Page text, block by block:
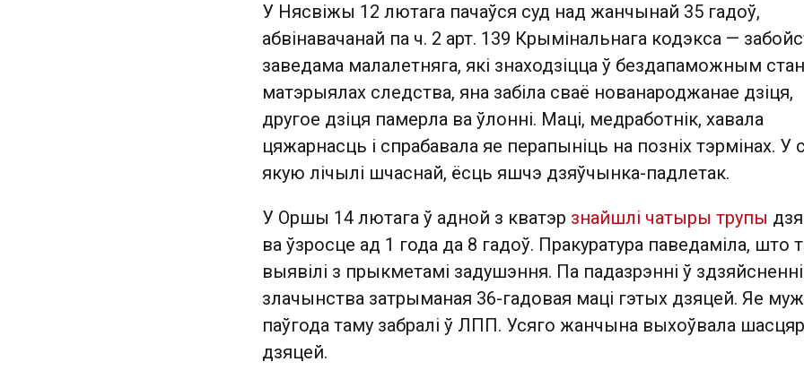
У Нясвіжы 12 лютага пачаўся суд над жанчынай 35 гадоў,
абвінавачанай па ч. 2 арт. 139 Крымінальнага кодэкса —
заведама малалетняга, які знаходзіцца ў бездапаможным
матэрыялах следства, яна забіла сваё нованароджанае дзіця,
другое дзіця памерла ва ўлонні. Маці, медработнік, хавала
цяжарнасць і спрабавала яе перапыніць на позніх тэрмінах. У
якую лічылі шчаснай, ёсць яшчэ дзяўчынка-падлетак.
У Оршы 14 лютага ў адной з кватэр знайшлі чатыры трупы
ва ўзросце ад 1 года да 8 гадоў. Пракуратура паведаміла, што
выявілі з прыкметамі задушэння. Па падазрэнні ў здзяйсненні
злачынства затрыманая 36-гадовая маці гэтых дзяцей. Яе
паўгода таму забралі ў ЛПП. Усяго жанчына выхоўвала
дзяцей.